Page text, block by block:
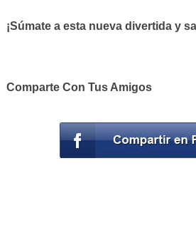
¡Súmate a esta nueva divertida y
Comparte Con Tus Amigos